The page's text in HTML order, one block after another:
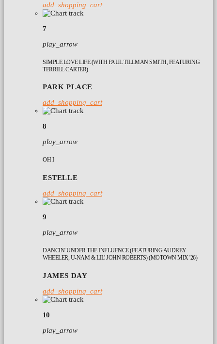
add_shopping_cart
7
play_arrow
SIMPLE LOVE LIFE (WITH PAUL TILLMAN SMITH, FEATURING
TERRILL CARTER)
PARK PLACE
add_shopping_cart
8
play_arrow
OH I
ESTELLE
add_shopping_cart
9
play_arrow
DANCIN' UNDER THE INFLUENCE (FEATURING AUDREY
WHEELER, U-NAM & LIL' JOHN ROBERTS) (MOTOWN MIX '26)
JAMES DAY
add_shopping_cart
10
play_arrow